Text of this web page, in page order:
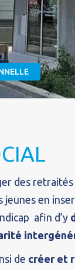
des
jeunes en
afin d’y
de créer et